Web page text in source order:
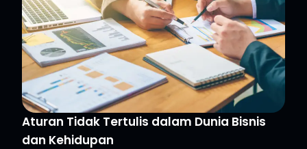
Aturan Tidak Tertulis dalam Dunia Bisnis
dan Kehidupan